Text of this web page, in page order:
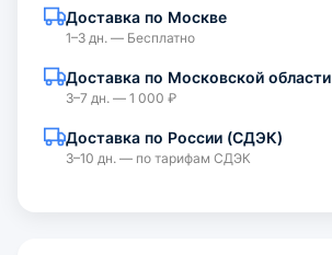
Доставка по Москве
1–3 дн. — Бесплатно
Доставка по Московской области
3–7 дн. — 1 000 ₽
Доставка по России (СДЭК)
3–10 дн. — по тарифам СДЭК